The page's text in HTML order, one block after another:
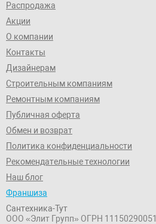
Распродажа
Акции
О компании
Контакты
Дизайнерам
Строительным компаниям
Ремонтным компаниям
Публичная оферта
Обмен и возврат
Политика конфиденциальности
Рекомендательные технологии
Наш блог
Франшиза
Сантехника-Тут
ООО «Элит Групп» ОГРН